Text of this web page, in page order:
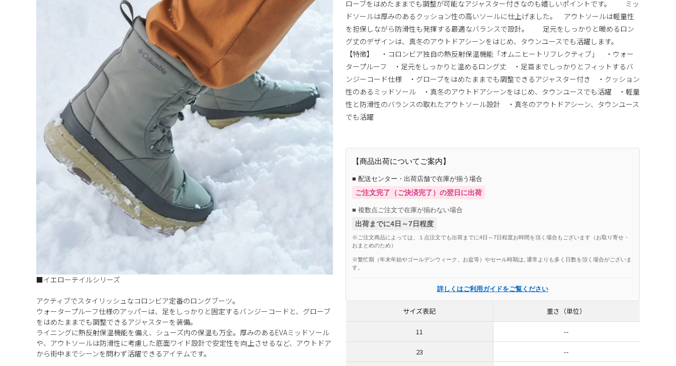
■イエローテイルシリーズ
アクティブでスタイリッシュなコロンビア定番のロングブーツ。
ウォータープルーフ仕様のアッパーは、足をしっかりと固定するバンジーコードと、グローブ
をはめたままでも調整できるアジャスターを装備。
ライニングに熱反射保温機能を備え、シューズ内の保温も万全。厚みのあるEVAミッドソール
や、アウトソールは防滑性に考慮した底面ワイド設計で安定性を向上させるなど、アウトドア
から街中までシーンを問わず活躍できるアイテムです。
ローブをはめたままでも調整が可能なアジャスター付きなのも嬉しいポイントです。 ミッ
ドソールは厚みのあるクッション性の高いソールに仕上げました。 アウトソールは軽量性
を担保しながら防滑性も発揮する最適なバランスで設計。 足元をしっかりと暖めるロン
グ丈のデザインは、真冬のアウトドアシーンをはじめ、タウンユースでも活躍します。
【特徴】 ・コロンビア独自の熱反射保温機能「オムニヒートリフレクティブ」 ・ウォー
タープルーフ ・足元をしっかりと温めるロング丈 ・足首までしっかりとフィットするバ
ンジーコード仕様 ・グローブをはめたままでも調整できるアジャスター付き ・クッション
性のあるミッドソール ・真冬のアウトドアシーンをはじめ、タウンユースでも活躍 ・軽量
性と防滑性のバランスの取れたアウトソール設計 ・真冬のアウトドアシーン、タウンユース
でも活躍
【商品出荷についてご案内】
■ 配送センター・出荷店舗で在庫が揃う場合
ご注文完了（ご決済完了）の翌日に出荷
■ 複数点ご注文で在庫が揃わない場合
出荷までに4日～7日程度
※ご注文商品によっては、１点注文でも出荷までに4日～7日程度お時間を頂く場合もございます（お取り寄せ・
おまとめのため）
※繁忙期（年末年始やゴールデンウィーク、お盆等）やセール時期は, 通常よりも多く日数を頂く場合がございま
す。
詳しくはご利用ガイドをご覧ください
サイズ表記 重さ（単位）
11 --
23 --